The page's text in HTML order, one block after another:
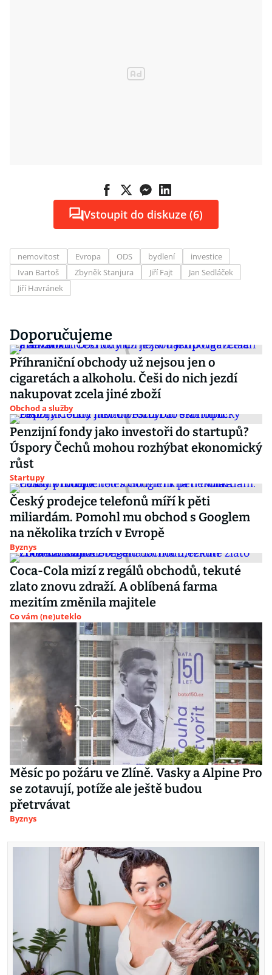
Vstoupit do diskuze (6)
nemovitost Evropa ODS bydlení
investice
Ivan Bartoš
Zbyněk Stanjura Jiří Fajt
Jan Sedláček
Jiří Havránek
Doporučujeme
Příhraniční obchody už nejsou jen o
cigaretách a alkoholu. Češi do nich jezdí
nakupovat zcela jiné zboží
Obchod a služby
Penzijní fondy jako investoři do startupů?
Úspory Čechů mohou rozhýbat ekonomický
růst
Startupy
Český prodejce telefonů míří k pěti
miliardám. Pomohl mu obchod s Googlem
na několika trzích v Evropě
Byznys
Coca-Cola mizí z regálů obchodů, tekuté
zlato znovu zdraží. A oblíbená farma
mezitím změnila majitele
Co vám (ne)uteklo
Měsíc po požáru ve Zlíně. Vasky a Alpine Pro
se zotavují, potíže ale ještě budou
přetrvávat
Byznys